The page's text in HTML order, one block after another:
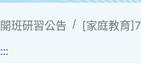
開班研習公告
[家庭教育
:::